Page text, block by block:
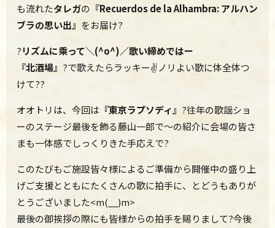
も流れたタレガの 『Recuerdos de la Alhambra:アルハン
ブラの思い出』 をお届け?
?リズムに乘って＼(^o^)／歌い締めではー
『北酒場』 ?で歌えたらラッキー✌ノリよい歌に体全体つ
けて??
オオトリは、今回は 『東京ラプソディ』 ?往年の歌謡ショ
ーのステージ最後を飾る藤山一郎で～の紹介に会場の皆さ
まも一体感でしっくりきた手応えで?
このたびもご施設皆々様によるご準備から開催中の盛り上
げご支援とともにたくさんの歌に拍手に、とどうもありが
とうございました<m(__)m>
最後の御挨拶の際にも皆様からの拍手を賜りまして?今後